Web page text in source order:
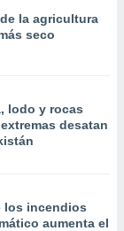
la agricultura
seco
lodo y rocas
desatan
los incendios
aumenta el